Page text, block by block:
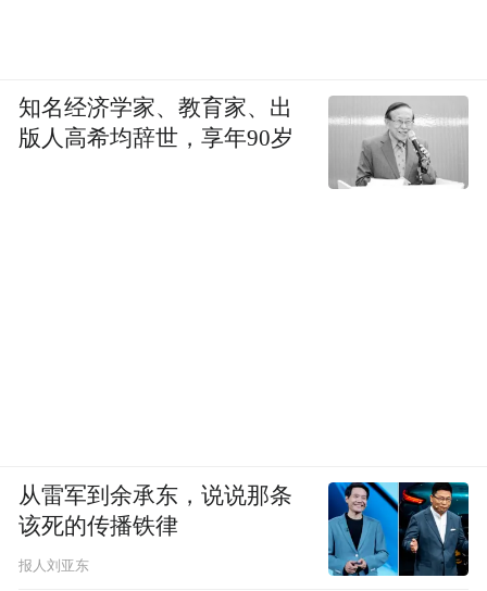
知名经济学家、教育家、出
版人高希均辞世，享年90岁
从雷军到余承东，说说那条
该死的传播铁律
报人刘亚东